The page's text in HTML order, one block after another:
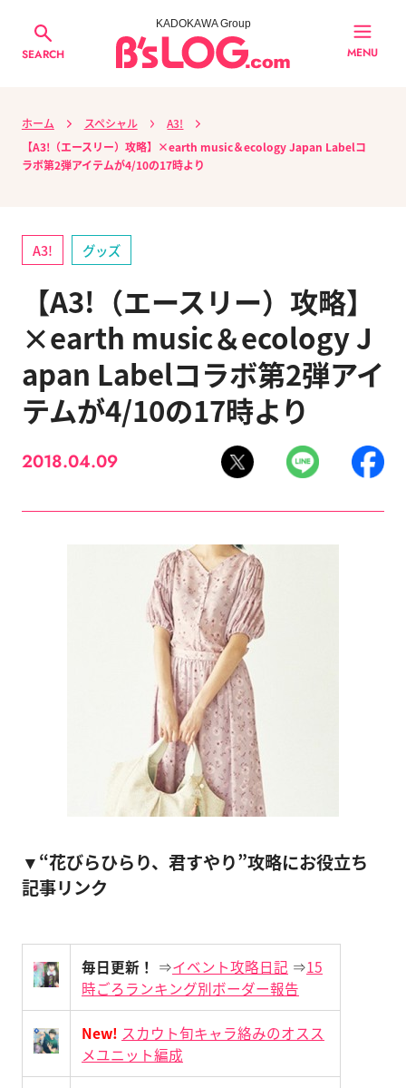
SEARCH
KADOKAWA Group
MENU
ホーム スペシャル
A3!
【A3!（エースリー）攻略】×earth music＆ecology Japan Labelコ
ラボ第2弾アイテムが4/10の17時より
A3! グッズ
【A3!（エースリー）攻略】
×earth music＆ecology J
apan Labelコラボ第2弾アイ
テムが4/10の17時より
2018.04.09
▼“花びらひらり、君すやり”攻略にお役立ち
記事リンク
毎日更新！ ⇒イベント攻略日記 ⇒15
時ごろランキング別ボーダー報告
New! スカウト旬キャラ絡みのオスス
メユニット編成